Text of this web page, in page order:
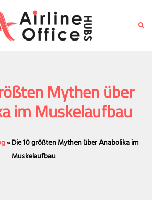
Mythen über
im Muskelaufbau
»Die 10 größten Mythen über Anabolika im
Muskelaufbau